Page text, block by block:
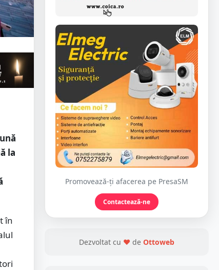
la
în
Promovează-ți afacerea pe PresaSM
Contactează-ne
Dezvoltat cu ❤ de Ottoweb